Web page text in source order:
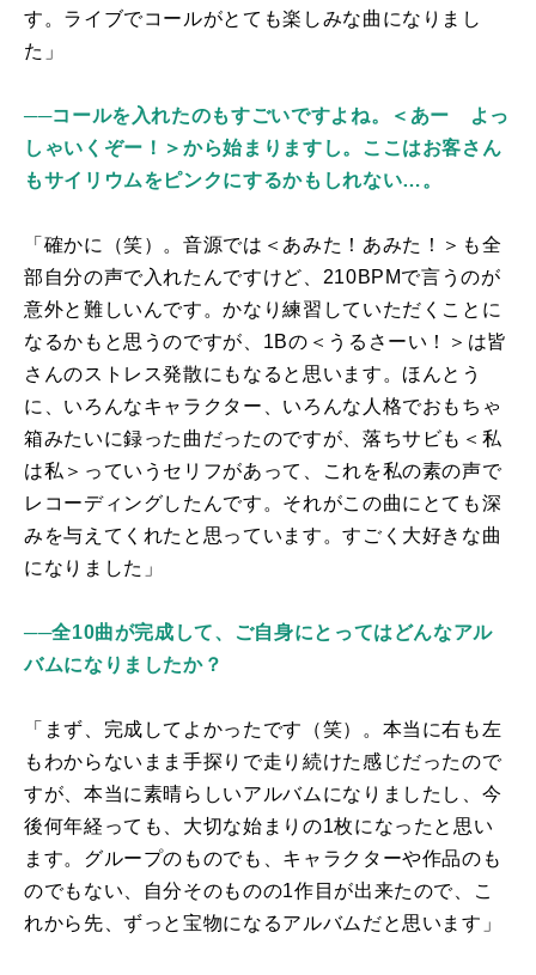
す。ライブでコールがとても楽しみな曲になりまし
た」
──コールを入れたのもすごいですよね。＜あー よっ
しゃいくぞー！＞から始まりますし。ここはお客さん
もサイリウムをピンクにするかもしれない…。
「確かに（笑）。音源では＜あみた！あみた！＞も全
部自分の声で入れたんですけど、 210BPMで言うのが
意外と難しいんです。かなり練習していただくことに
なるかもと思うのですが、 1Bの＜うるさーい！＞は皆
さんのストレス発散にもなると思います。ほんとう
に、いろんなキャラクター、いろんな人格でおもちゃ
箱みたいに録った曲だったのですが、落ちサビも＜私
は私＞っていうセリフがあって、これを私の素の声で
レコーディングしたんです。それがこの曲にとても深
みを与えてくれたと思っています。すごく大好きな曲
になりました」
──全10曲が完成して、ご自身にとってはどんなアル
バムになりましたか？
「まず、完成してよかったです（笑）。本当に右も左
もわからないまま手探りで走り続けた感じだったので
すが、本当に素晴らしいアルバムになりましたし、今
後何年経っても、大切な始まりの1枚になったと思い
ます。グループのものでも、キャラクターや作品のも
のでもない、自分そのものの1作目が出来たので、こ
れから先、ずっと宝物になるアルバムだと思います」